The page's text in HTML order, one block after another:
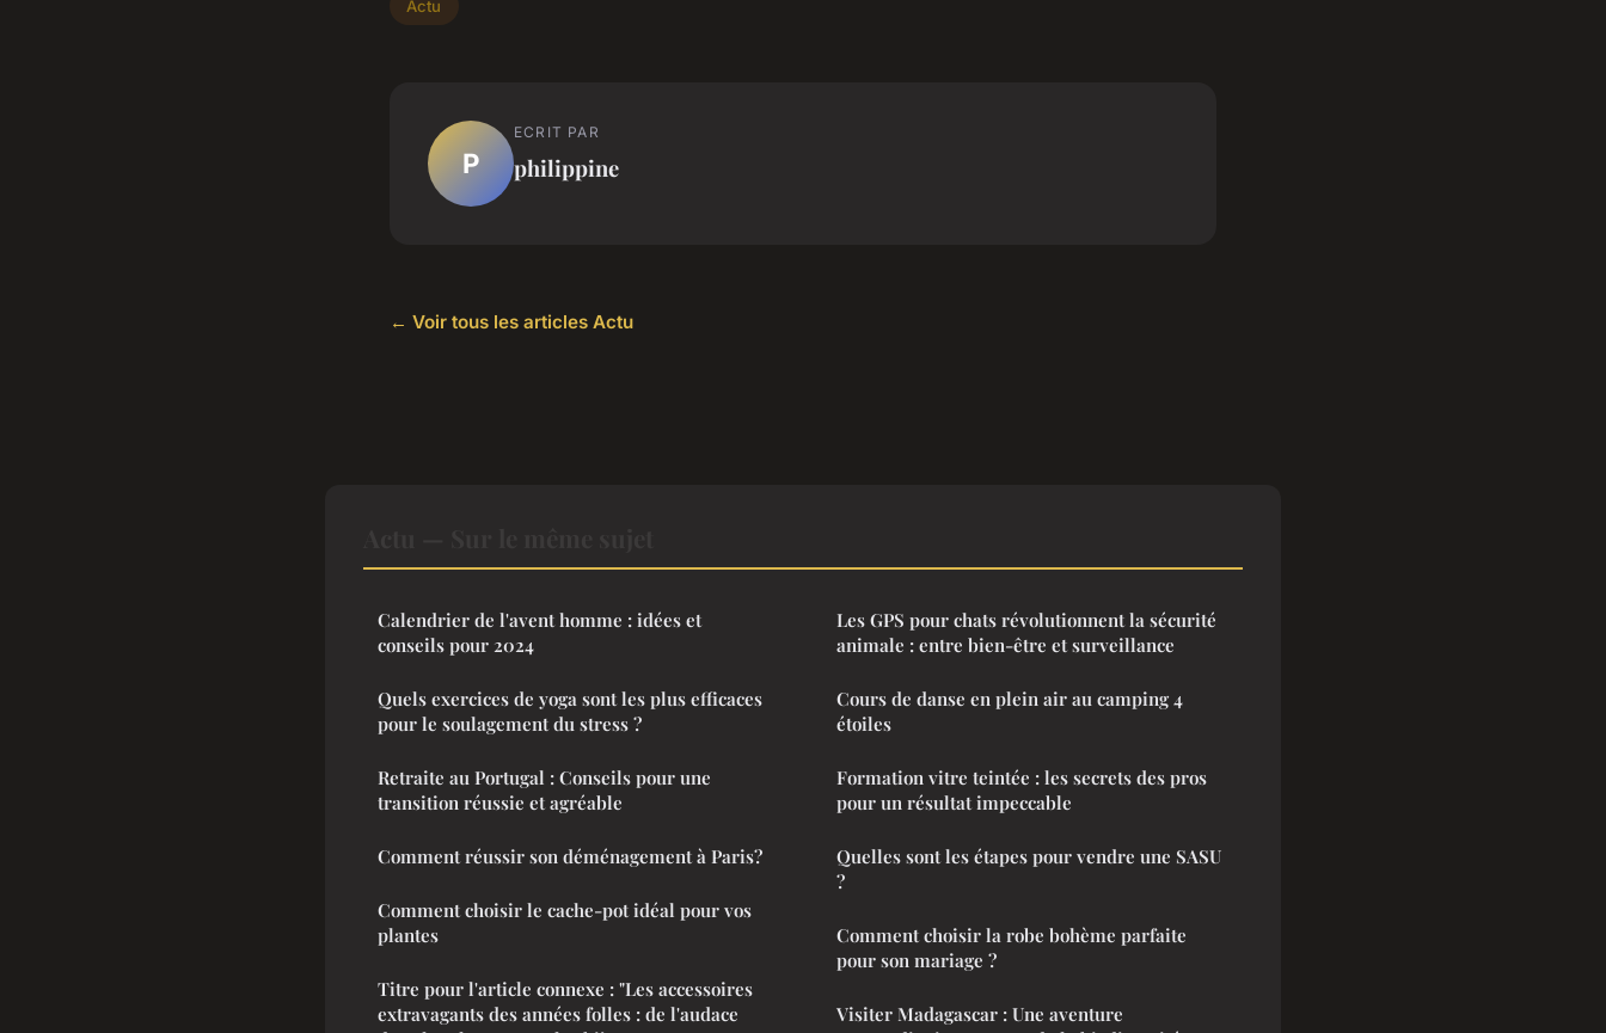
Actu
P
ECRIT PAR
philippine
← Voir tous les articles Actu
Calendrier de l'avent homme : idées et
conseils pour 2024
Quels exercices de yoga sont les plus efficaces
pour le soulagement du stress ?
Retraite au Portugal : Conseils pour une
transition réussie et agréable
Comment réussir son déménagement à Paris?
Comment choisir le cache-pot idéal pour vos
plantes
Titre pour l'article connexe : "Les accessoires
extravagants des années folles : de l'audace
Les GPS pour chats révolutionnent la sécurité
animale : entre bien-être et surveillance
Cours de danse en plein air au camping 4
étoiles
Formation vitre teintée : les secrets des pros
pour un résultat impeccable
Quelles sont les étapes pour vendre une SASU
?
Comment choisir la robe bohème parfaite
pour son mariage ?
Visiter Madagascar : Une aventure